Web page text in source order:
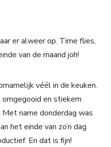
er alweer op. Time flies,
van de maand joh!
véél in de keuken.
en stiekem
name donderdag was
het einde van zo’n dag
En dat is fijn!